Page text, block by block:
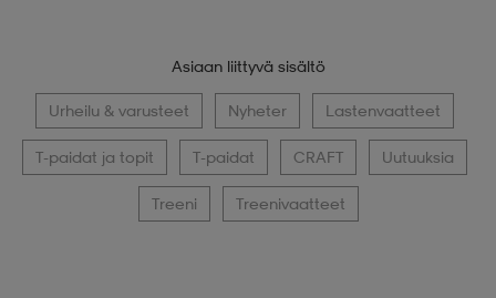
Asiaan liittyvä sisältö
Urheilu & varusteet Nyheter Lastenvaatteet
T-paidat ja topit T-paidat CRAFT Uutuuksia
Treeni Treenivaatteet